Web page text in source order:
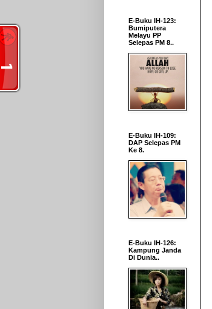
E-Buku IH-123:
Bumiputera
Melayu PP
Selepas PM 8..
E-Buku IH-109:
DAP Selepas PM
Ke 8.
E-Buku IH-126:
Kampung Janda
Di Dunia..